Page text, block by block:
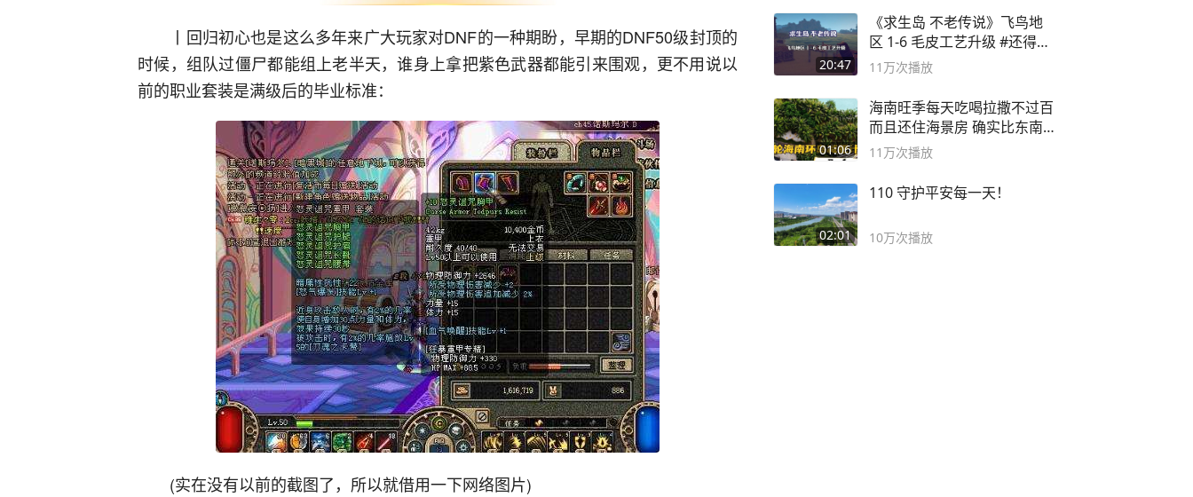
丨回归初心也是这么多年来广大玩家对DNF的一种期盼，早期的DNF50级封顶的
时候，组队过僵尸都能组上老半天，谁身上拿把紫色武器都能引来围观，更不用说以
前的职业套装是满级后的毕业标准：
(实在没有以前的截图了，所以就借用一下网络图片)
20:47
《求生岛 不老传说》飞鸟地
区 1-6 毛皮工艺升级 #还得是
主机大作
11万次播放
01:06
海南旺季每天吃喝拉撒不过百
而且还住海景房 确实比东南
亚合适
11万次播放
02:01
110 守护平安每一天！
10万次播放